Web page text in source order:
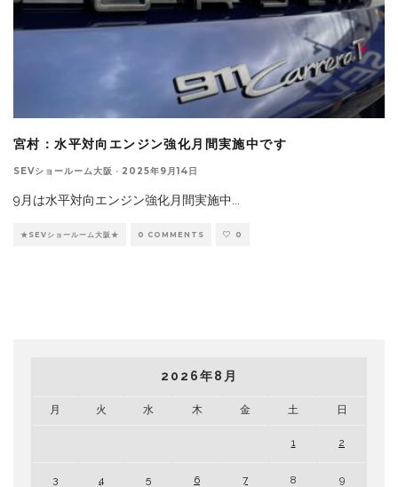
宮村：水平対向エンジン強化月間実施中です
SEVショールーム大阪 · 2025年9月14日
9月は水平対向エンジン強化月間実施中
★SEVショールーム大阪★ 0 COMMENTS 0
2026年8月
月 火 水 木 金 土 日
1 2
3 4 5 6 7 8 9